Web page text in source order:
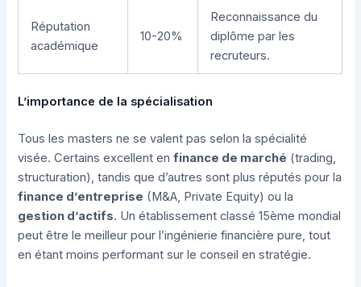
Réputation
académique
10-20%
Reconnaissance du
diplôme par les
recruteurs.
L’importance de la spécialisation
Tous les masters ne se valent pas selon la spécialité
visée. Certains excellent enfinance de marché (trading,
structuration), tandis que d’autres sont plus réputés pour la
finance d’entreprise (M&A, Private Equity) ou la
gestion d’actifs. Un établissement classé 15ème mondial
peut être le meilleur pour l’ingénierie financière pure, tout
en étant moins performant sur le conseil en stratégie.